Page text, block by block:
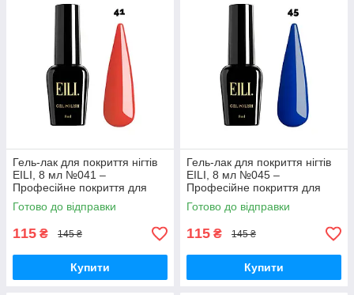
Гель-лак для покриття нігтів
EILI, 8 мл №041 –
Професійне покриття для
ідеального манікюру
Готово до відправки
115 ₴ 145 ₴
Купити
Гель-лак для покриття нігтів
EILI, 8 мл №045 –
Професійне покриття для
ідеального манікюру
Готово до відправки
115 ₴ 145 ₴
Купити